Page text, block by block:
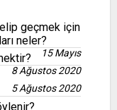
geçmek için
neler?
15 Mayıs
8 Ağustos 2020
5 Ağustos 2020